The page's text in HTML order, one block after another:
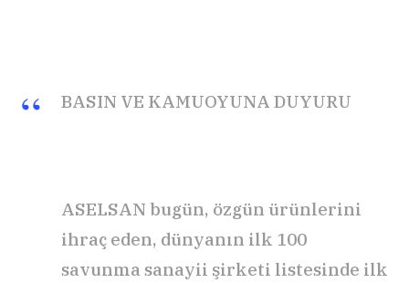
BASIN VE KAMUOYUNA DUYURU
ASELSAN bugün, özgün ürünlerini
ihraç eden, dünyanın ilk 100
savunma sanayii şirketi listesinde ilk